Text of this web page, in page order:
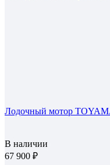
Лодочный мотор
В наличии
67 900